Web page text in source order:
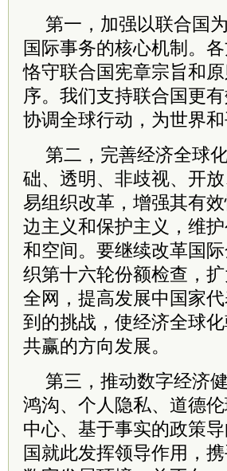
第一，加强以联合国
国际事务的核心机制。
恪守联合国宪章宗旨和
序。我们支持联合国更
协调全球行动，为世界
第二，完善经济全球
础、透明、非歧视、开
易组织改革，增强其有
边主义和保护主义，维
和空间。要继续改革国
织第十六轮份额检查，
全网，提高发展中国家
到的挑战，使经济全球
共赢的方向发展。
第三，推动数字经济
鸿沟、个人隐私、道德
中心、基于事实的政策
国就此发挥领导作用，